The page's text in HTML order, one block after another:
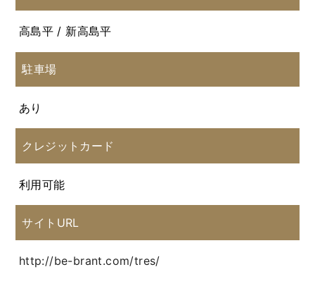
高島平 / 新高島平
駐車場
あり
クレジットカード
利用可能
サイトURL
http://be-brant.com/tres/